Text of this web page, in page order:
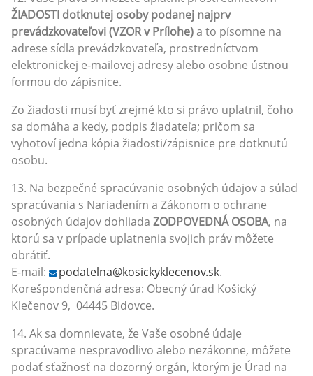
ŽIADOSTI dotknutej osoby podanej najprv
prevádzkovateľovi (VZOR v Prílohe)a to písomne na
adrese sídla prevádzkovateľa, prostredníctvom
elektronickej e-mailovej adresy alebo osobne ústnou
formou do zápisnice.
Zo žiadosti musí byť zrejmé kto si právo uplatnil, čoho
sa domáha a kedy, podpis žiadateľa; pričom sa
vyhotoví jedna kópia žiadosti/zápisnice pre dotknutú
osobu.
13. Na bezpečné spracúvanie osobných údajov a súlad
spracúvania s Nariadením a Zákonom o ochrane
osobných údajov dohliada ZODPOVEDNÁ OSOBA, na
ktorú sa v prípade uplatnenia svojich práv môžete
obrátiť.
E-mail:
podatelna@kosickyklecenov.sk.
Korešpondenčná adresa: Obecný úrad Košický
Klečenov 9, 04445 Bidovce.
14. Ak sa domnievate, že Vaše osobné údaje
spracúvame nespravodlivo alebo nezákonne, môžete
podať sťažnosť na dozorný orgán, ktorým je Úrad na